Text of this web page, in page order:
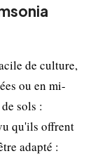
de culture,
ou en mi-
sols :
qu'ils offrent
adapté :